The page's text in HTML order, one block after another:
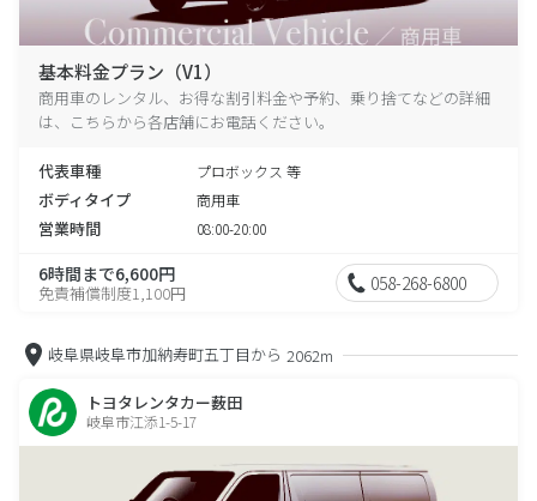
基本料金プラン（V1）
商用車のレンタル、お得な割引料金や予約、乗り捨てなどの詳細
は、こちらから各店舗にお電話ください。
代表車種 プロボックス 等
ボディタイプ 商用車
営業時間 08:00-20:00
6時間まで6,600円
免責補償制度1,100円 058-268-6800
岐阜県岐阜市加納寿町五丁目から 2062m
トヨタレンタカー薮田
岐阜市江添1-5-17